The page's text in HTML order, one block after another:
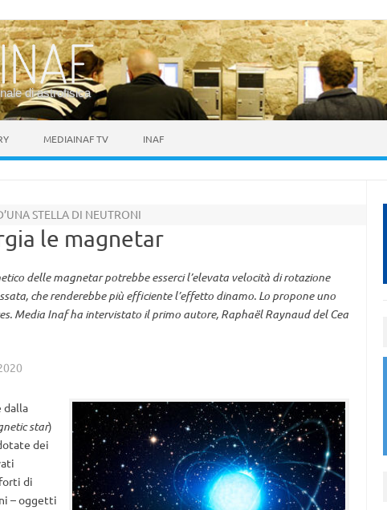
di astrofisica
MEDIAINAF TV INAF
STELLA DI NEUTRONI
le magnetar
delle magnetar potrebbe esserci l’elevata velocità di rotazione
che renderebbe più efficiente l’effetto dinamo. Lo propone uno
Media Inaf ha intervistato il primo autore, Raphaël Raynaud del Cea
dalla
star)
dei
di
– oggetti